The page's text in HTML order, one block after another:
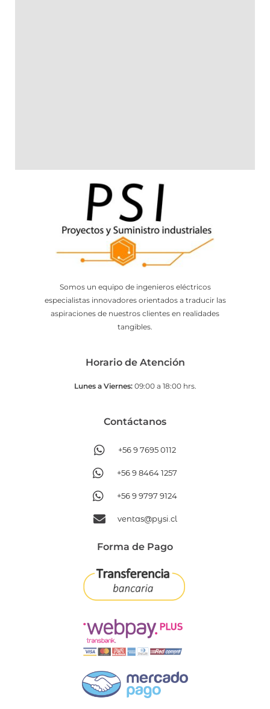
Somos un equipo de ingenieros eléctricos
especialistas innovadores orientados a traducir las
aspiraciones de nuestros clientes en realidades
tangibles.
Horario de Atención
Lunes a Viernes:09:00 a 18:00 hrs.
Contáctanos​
+56 9 7695 0112
+56 9 8464 1257
+56 9 9797 9124
ventas@pysi.cl
Forma de Pago